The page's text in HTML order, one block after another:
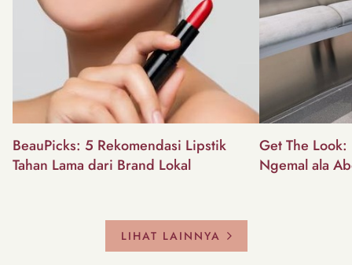
BeauPicks: 5 Rekomendasi Lipstik
Tahan Lama dari Brand Lokal
Get The
Ngemal ala
LIHAT LAINNYA